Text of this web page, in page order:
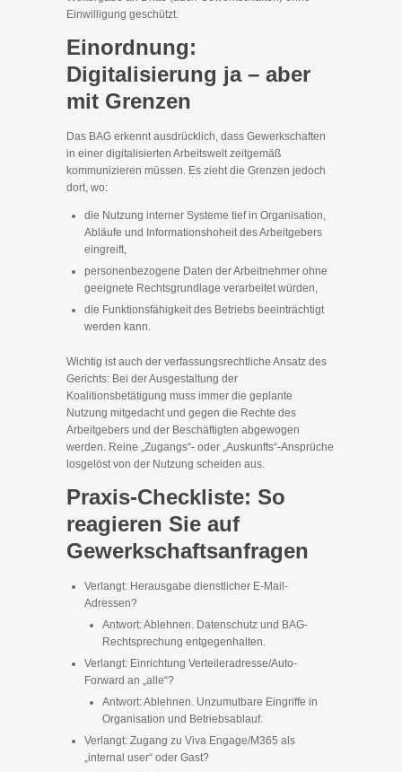
Einwilligung geschützt.
Einordnung:
Digitalisierung ja – aber
mit Grenzen
Das BAG erkennt ausdrücklich, dass Gewerkschaften
in einer digitalisierten Arbeitswelt zeitgemäß
kommunizieren müssen. Es zieht die Grenzen jedoch
dort, wo:
die Nutzung interner Systeme tief in Organisation,
Abläufe und Informationshoheit des Arbeitgebers
eingreift,
personenbezogene Daten der Arbeitnehmer ohne
geeignete Rechtsgrundlage verarbeitet würden,
die Funktionsfähigkeit des Betriebs beeinträchtigt
werden kann.
Wichtig ist auch der verfassungsrechtliche Ansatz des
Gerichts: Bei der Ausgestaltung der
Koalitionsbetätigung muss immer die geplante
Nutzung mitgedacht und gegen die Rechte des
Arbeitgebers und der Beschäftigten abgewogen
werden. Reine „Zugangs“- oder „Auskunfts“-Ansprüche
losgelöst von der Nutzung scheiden aus.
Praxis-Checkliste: So
reagieren Sie auf
Gewerkschaftsanfragen
Verlangt: Herausgabe dienstlicher E‑Mail-
Adressen?
Antwort: Ablehnen. Datenschutz und BAG-
Rechtsprechung entgegenhalten.
Verlangt: Einrichtung Verteileradresse/Auto-
Forward an „alle“?
Antwort: Ablehnen. Unzumutbare Eingriffe in
Organisation und Betriebsablauf.
Verlangt: Zugang zu Viva Engage/M365 als
„internal user“ oder Gast?